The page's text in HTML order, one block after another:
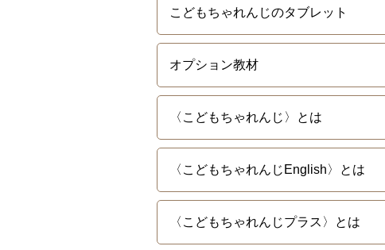
こどもちゃれんじのタブレット
オプション教材
〈こどもちゃれんじ〉とは
〈こどもちゃれんじEnglish〉とは
〈こどもちゃれんじプラス〉とは